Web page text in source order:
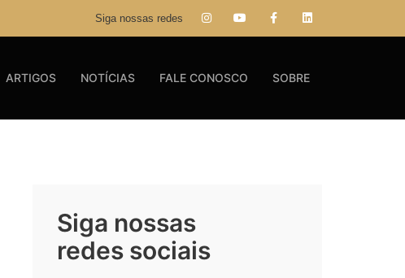
Siga nossas redes
ARTIGOS NOTÍCIAS FALE CONOSCO SOBRE
Siga nossas
redes sociais